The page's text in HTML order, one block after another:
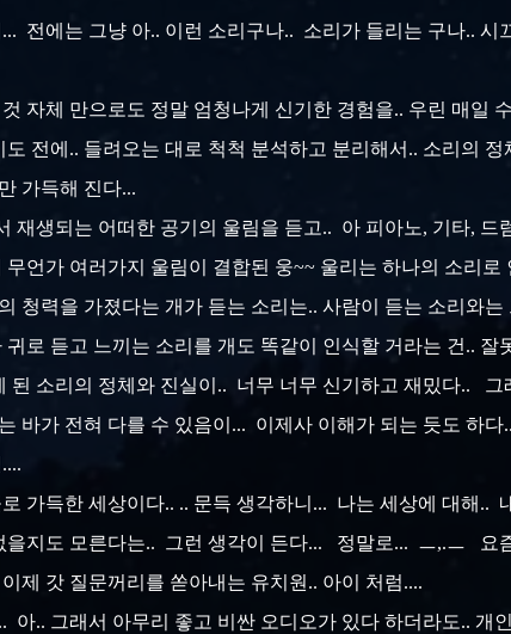
전에는 그냥 아.. 이런 소리구나.. 소리가 들리는 구나..
자체 만으로도 정말 엄청나게 신기한 경험을.. 우린 매일
전에.. 들려오는 대로 척척 분석하고 분리해서.. 소리의 정
가득해 진다...
재생되는 어떠한 공기의 울림을 듣고.. 아 피아노, 기타, 드
언가 여러가지 울림이 결합된 웅~~ 울리는 하나의 소리
청력을 가졌다는 개가 듣는 소리는.. 사람이 듣는 소리와
귀로 듣고 느끼는 소리를 개도 똑같이 인식할 거라는 건.. 잘
된 소리의 정체와 진실이.. 너무 너무 신기하고 재밌다.. 그
바가 전혀 다를 수 있음이... 이제사 이해가 되는 듯도 하
....
가득한 세상이다.. .. 문득 생각하니... 나는 세상에 대해..
을지도 모른다는.. 그런 생각이 든다... 정말로... ㅡ,.ㅡ 요
제 갓 질문꺼리를 쏟아내는 유치원.. 아이 처럼....
아.. 그래서 아무리 좋고 비싼 오디오가 있다 하더라도.. 개